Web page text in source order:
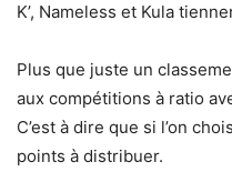
K’, Nameless et Kula
Plus que juste un
aux compétitions à ratio
C’est à dire que si l’on
points à distribuer.